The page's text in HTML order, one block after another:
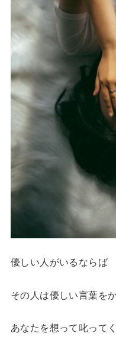
優しい人がいるならば
その人は優しい言葉を
あなたを想って叱って